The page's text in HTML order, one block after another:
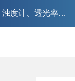
计、透光率检测仪